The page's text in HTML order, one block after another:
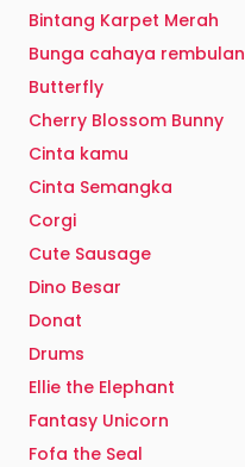
Bintang Karpet Merah
Bunga cahaya rembulan
Butterfly
Cherry Blossom Bunny
Cinta kamu
Cinta Semangka
Corgi
Cute Sausage
Dino Besar
Donat
Drums
Ellie the Elephant
Fantasy Unicorn
Fofa the Seal